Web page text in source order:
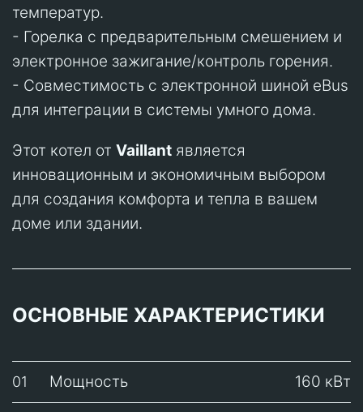
температур.
- Горелка с предварительным смешением и
электронное зажигание/контроль горения.
- Совместимость с электронной шиной eBus
для интеграции в системы умного дома.
Этот котел от Vaillant является
инновационным и экономичным выбором
для создания комфорта и тепла в вашем
доме или здании.
ОСНОВНЫЕ ХАРАКТЕРИСТИКИ
01 Мощность 160 кВт